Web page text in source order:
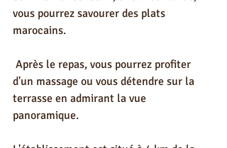
vous pourrez savourer des plats
marocains.
d'un massage ou vous détendre sur la
terrasse en admirant la vue
panoramique.